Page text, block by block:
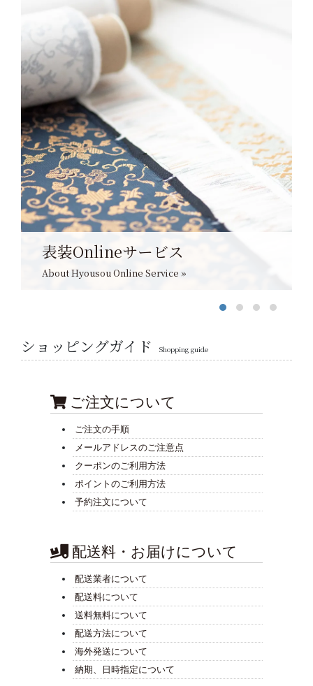
表装Onlineサービス
About Hyousou Online Service »
ショッピングガイド Shopping guide
ご注文について
ご注文の手順
メールアドレスのご注意点
クーポンのご利用方法
ポイントのご利用方法
予約注文について
配送料・お届けについて
配送業者について
配送料について
送料無料について
配送方法について
海外発送について
納期、日時指定について